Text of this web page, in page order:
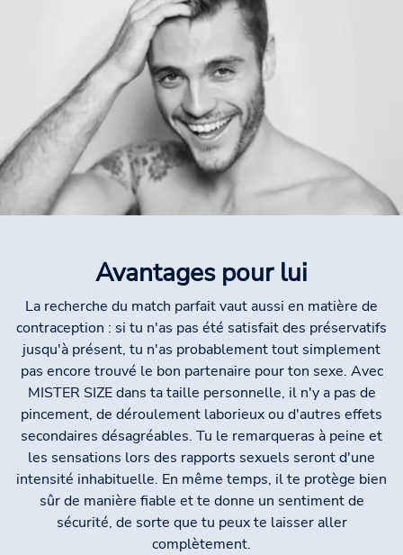
Avantages pour lui
La recherche du match parfait vaut aussi en matière de
contraception : si tu n'as pas été satisfait des préservatifs
jusqu'à présent, tu n'as probablement tout simplement
pas encore trouvé le bon partenaire pour ton sexe. Avec
MISTER SIZE dans ta taille personnelle, il n'y a pas de
pincement, de déroulement laborieux ou d'autres effets
secondaires désagréables. Tu le remarqueras à peine et
les sensations lors des rapports sexuels seront d'une
intensité inhabituelle. En même temps, il te protège bien
sûr de manière fiable et te donne un sentiment de
sécurité, de sorte que tu peux te laisser aller
complètement.